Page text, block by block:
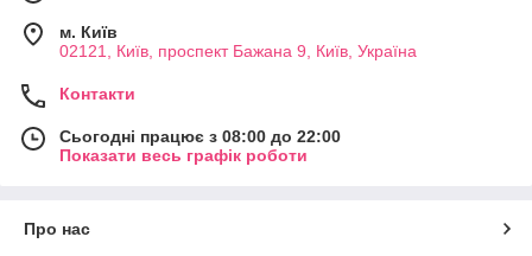
м. Київ
02121, Київ, проспект Бажана 9, Київ, Україна
Контакти
Сьогодні працює з 08:00 до 22:00
Показати весь графік роботи
Про нас